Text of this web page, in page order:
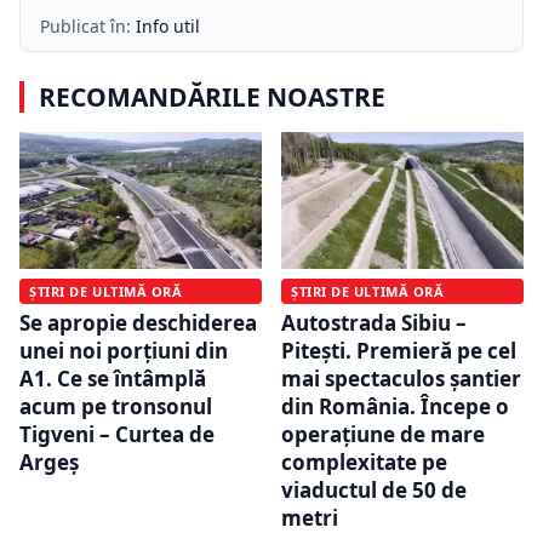
Publicat în: Info util
RECOMANDĂRILE NOASTRE
ȘTIRI DE ULTIMĂ ORĂ
Se apropie deschiderea
unei noi porțiuni din
A1. Ce se întâmplă
acum pe tronsonul
Tigveni – Curtea de
Argeș
ȘTIRI DE ULTIMĂ ORĂ
Autostrada Sibiu –
Pitești. Premieră pe cel
mai spectaculos șantier
din România. Începe o
operațiune de mare
complexitate pe
viaductul de 50 de
metri